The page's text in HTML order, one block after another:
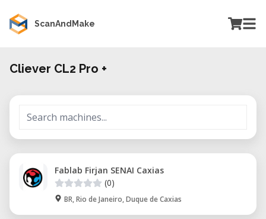
ScanAndMake
Cliever CL2 Pro +
Fablab Firjan SENAI Caxias
(0)
BR, Rio de Janeiro, Duque de Caxias